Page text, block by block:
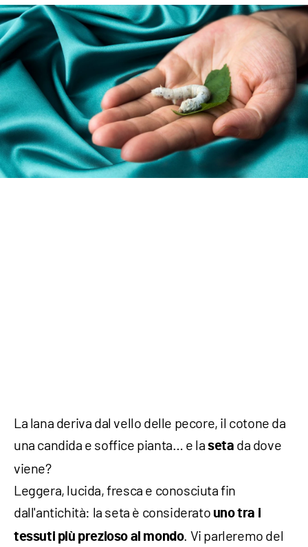
La lana deriva dal vello delle pecore, il cotone da
una candida e soffice pianta… e laseta da dove
viene?
Leggera, lucida, fresca e conosciuta fin
dall'antichità: la seta è considerato uno tra i
tessuti più prezioso al mondo. Vi parleremo del